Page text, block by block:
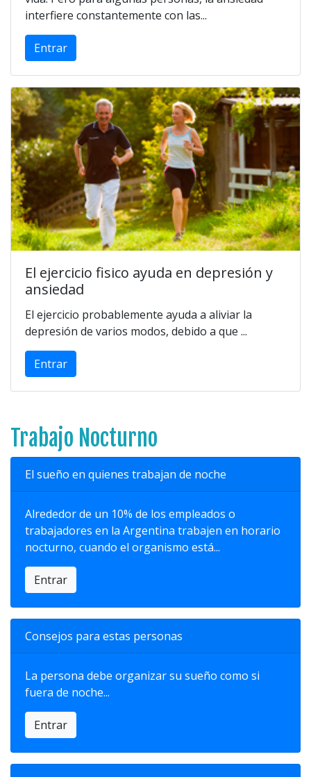
interfiere constantemente con las...
Entrar
El ejercicio fisico ayuda en depresión y
ansiedad
El ejercicio probablemente ayuda a aliviar la
depresión de varios modos, debido a que ...
Entrar
Trabajo Nocturno
El sueño en quienes trabajan de noche
Alrededor de un 10% de los empleados o
trabajadores en la Argentina trabajen en horario
nocturno, cuando el organismo está...
Entrar
Consejos para estas personas
La persona debe organizar su sueño como si
fuera de noche...
Entrar